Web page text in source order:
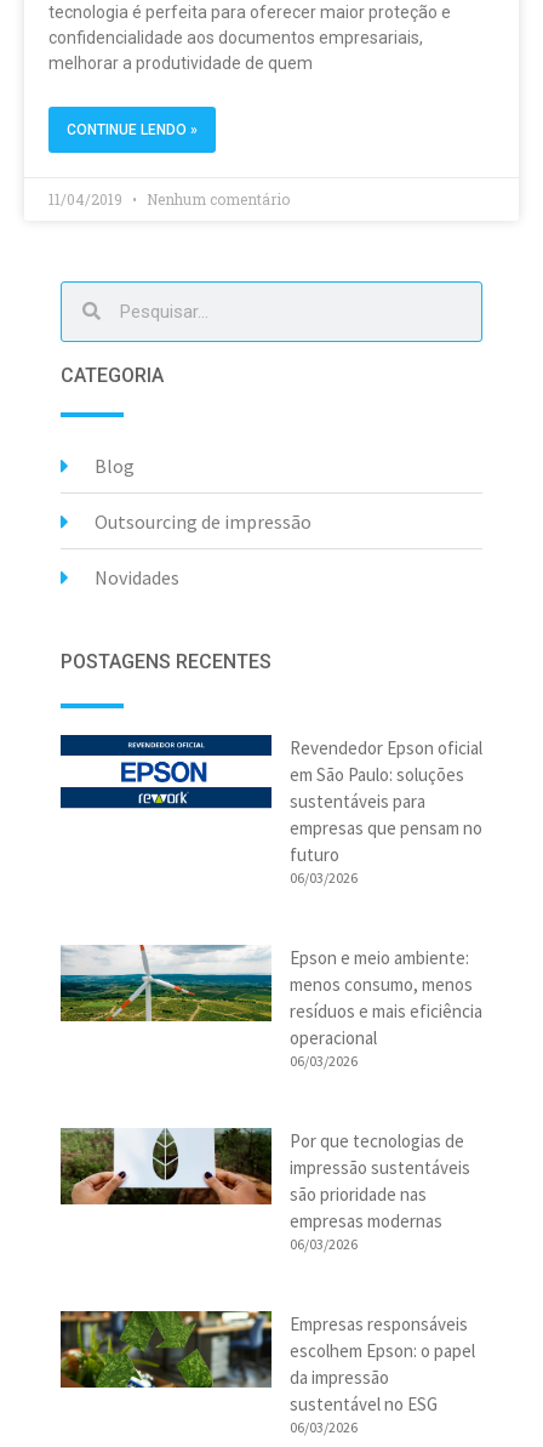
tecnologia é perfeita para oferecer maior proteção e
confidencialidade aos documentos empresariais,
melhorar a produtividade de quem
CONTINUE LENDO »
11/04/2019 Nenhum comentário
CATEGORIA
Blog
Outsourcing de impressão
Novidades
POSTAGENS RECENTES
Revendedor Epson oficial
em São Paulo: soluções
sustentáveis para
empresas que pensam no
futuro
06/03/2026
Epson e meio ambiente:
menos consumo, menos
resíduos e mais eficiência
operacional
06/03/2026
Por que tecnologias de
impressão sustentáveis
são prioridade nas
empresas modernas
06/03/2026
Empresas responsáveis
escolhem Epson: o papel
da impressão
sustentável no ESG
06/03/2026